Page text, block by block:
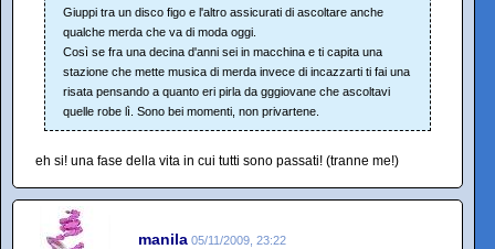
Giuppi tra un disco figo e l'altro assicurati di ascoltare anche
qualche merda che va di moda oggi.
Così se fra una decina d'anni sei in macchina e ti capita una
stazione che mette musica di merda invece di incazzarti ti fai una
risata pensando a quanto eri pirla da gggiovane che ascoltavi
quelle robe lì. Sono bei momenti, non privartene.
eh si! una fase della vita in cui tutti sono passati! (tranne me!)
manila 05/11/2009, 23:22